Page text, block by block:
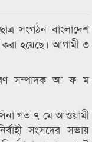
সংগঠন বাংলাদেশ
করা হয়েছে। আগামী ৩
সম্পাদক আ ফ ম
গত ৭ মে আওয়ামী
সংসদের সভায়